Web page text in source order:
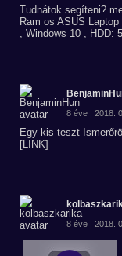
Tudnátok segíteni?
Ram os ASUS
, Windows 10 , HDD:
8 éve | 2018.
Egy kis teszt
[LINK]
8 éve | 2018.